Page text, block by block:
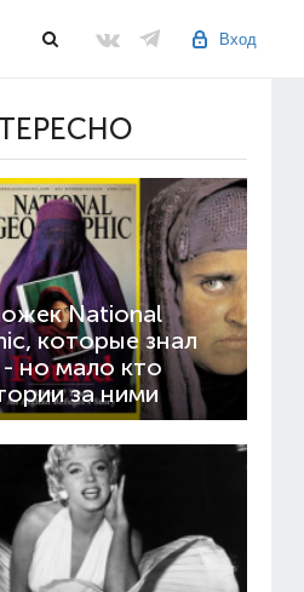
Вход
National
которые знал
но мало кто
за ними